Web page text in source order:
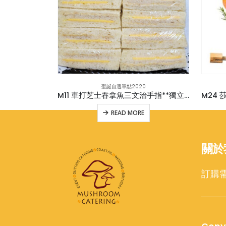
聖誕自選單點2020
M11 車打芝士吞拿魚三文治手指**獨立包裝
READ MORE
M24
關
訂購